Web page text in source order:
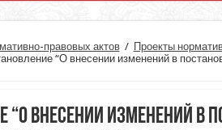
правовых актов / Проекты
“О внесении изменений в
“О внесении изменений в